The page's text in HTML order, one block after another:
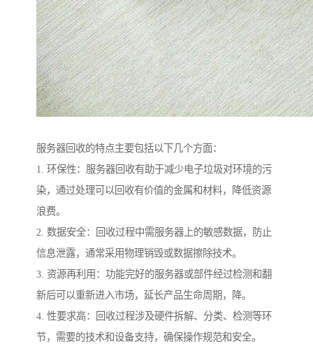
服务器回收的特点主要包括以下几个方面：
1. 环保性：服务器回收有助于减少电子垃圾对环境的污
染，通过处理可以回收有价值的金属和材料，降低资源
浪费。
2. 数据安全：回收过程中需服务器上的敏感数据，防止
信息泄露，通常采用物理销毁或数据擦除技术。
3. 资源再利用：功能完好的服务器或部件经过检测和翻
新后可以重新进入市场，延长产品生命周期，降。
4. 性要求高：回收过程涉及硬件拆解、分类、检测等环
节，需要的技术和设备支持，确保操作规范和安全。